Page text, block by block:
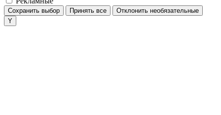
Сохранить выбор Принять все Отклонить необязательные